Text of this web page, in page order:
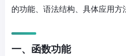
的功能、语法结构、具体应用方
一、函数功能